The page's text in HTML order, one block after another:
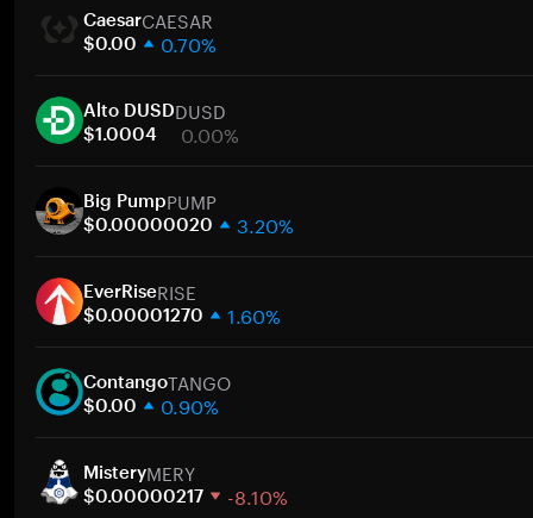
CaesarCAESAR
$0.00 0.70%
30 Tage
Marktkapitalisierung
Alto DUSDDUSD
$1.0004 0.00%
30 Tage
Marktkapitalisierung
Big PumpPUMP
$0.00000020 3.20%
30 Tage
Marktkapitalisierung
EverRiseRISE
$0.00001270 1.60%
30 Tage
Marktkapitalisierung
ContangoTANGO
$0.00 0.90%
30 Tage
Marktkapitalisierung
MisteryMERY
$0.00000217 -8.10%